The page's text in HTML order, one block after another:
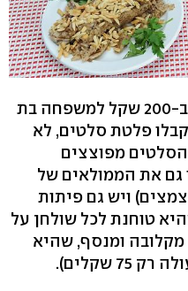
אפשר לצאת מפוצצים מכאן ב-200 שקל למשפחה בת
30 שקלים תקבלו פלטת סלטים, לא
מפוצצים
גם את הממולאים של
ויש גם פיתות
טוחנת לכל שולחן על
מקלובה ומנסף, שהיא